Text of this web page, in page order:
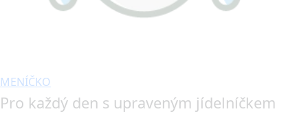
MENÍČKO
Pro každý den s upraveným jídelníčkem